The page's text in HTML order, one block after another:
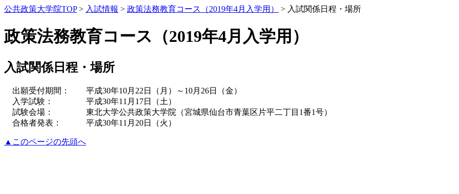
公共政策大学院TOP> 入試情報 > 政策法務教育コース（2019年4月入学用） > 入試関係日程・場所
政策法務教育コース（2019年4月入学用）
入試関係日程・場所
出願受付期間：
平成30年10月22日（月）～10月26日（金）
入学試験：
平成30年11月17日（土）
試験会場：
東北大学公共政策大学院（宮城県仙台市青葉区片平二丁目1番1号）
合格者発表：
平成30年11月20日（火）
▲このページの先頭へ